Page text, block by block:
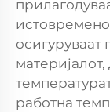
работна